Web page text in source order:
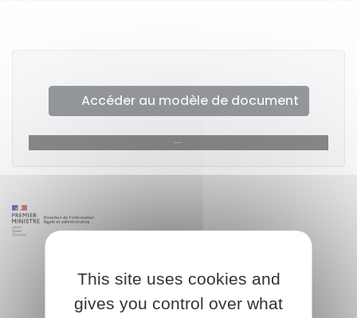
Accéder au modèle de document
This site uses cookies and
gives you control over what